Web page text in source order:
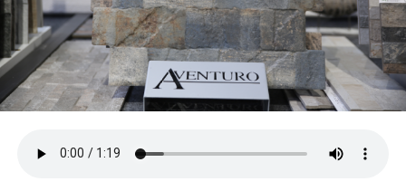
gen­freie und kom­for­ta­ble Kilo­me­ter. Kei­ne Ket­te bedeu­
tet weni­ger War­tung und mehr Fahrspaß.